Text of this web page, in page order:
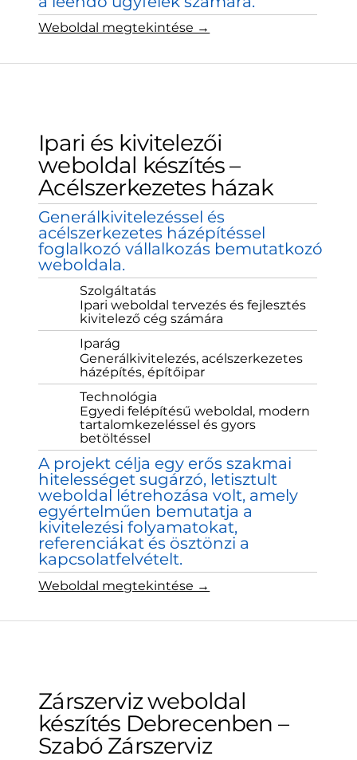
Weboldal megtekintése →
Ipari és kivitelezői
weboldal készítés –
Acélszerkezetes házak
Generálkivitelezéssel és
acélszerkezetes házépítéssel
foglalkozó vállalkozás bemutatkozó
weboldala.
Szolgáltatás
Ipari weboldal tervezés és fejlesztés
kivitelező cég számára
Iparág
Generálkivitelezés, acélszerkezetes
házépítés, építőipar
Technológia
Egyedi felépítésű weboldal, modern
tartalomkezeléssel és gyors
betöltéssel
A projekt célja egy erős szakmai
hitelességet sugárzó, letisztult
weboldal létrehozása volt, amely
egyértelműen bemutatja a
kivitelezési folyamatokat,
referenciákat és ösztönzi a
kapcsolatfelvételt.
Weboldal megtekintése →
Zárszerviz weboldal
készítés Debrecenben –
Szabó Zárszerviz